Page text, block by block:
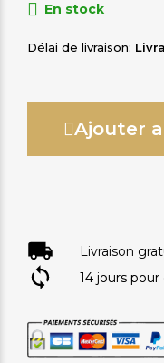
En stock
Délai de livraison
Ajouter
Livraison
14 jours